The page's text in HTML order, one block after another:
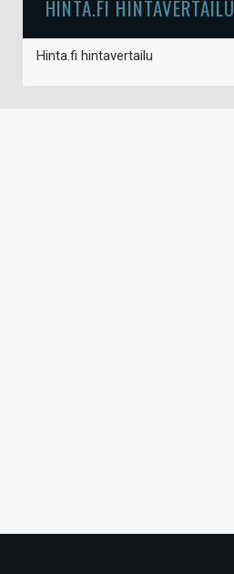
HINTA.FI HINTAVERTAILU
Hinta.fi hintavertailu